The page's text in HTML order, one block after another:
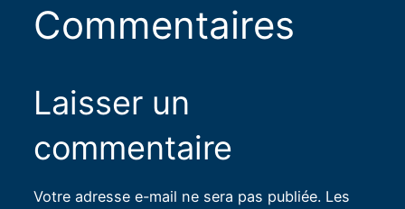
Commentaires
Laisser un
commentaire
Votre adresse e-mail ne sera pas publiée. Les